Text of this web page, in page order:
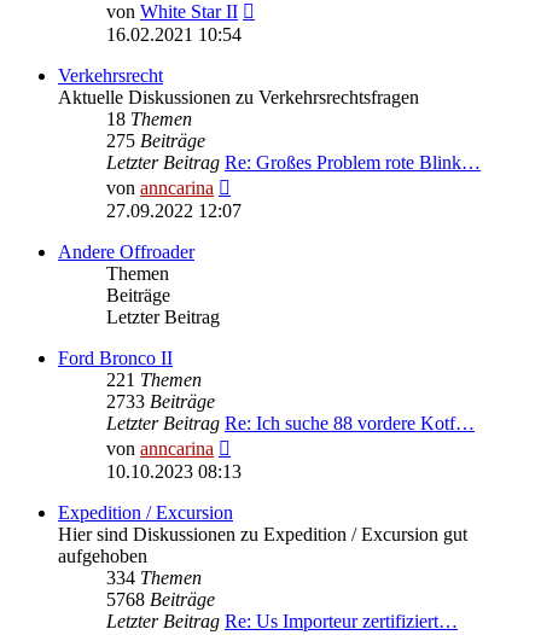
von White Star II
16.02.2021 10:54
Verkehrsrecht
Aktuelle Diskussionen zu Verkehrsrechtsfragen
18 Themen
275 Beiträge
Letzter Beitrag Re: Großes Problem rote Blink…
von anncarina
Beitrag
27.09.2022 12:07
Andere Offroader
Themen
Beiträge
Letzter Beitrag
Ford Bronco II
221 Themen
2733 Beiträge
Letzter Beitrag Re: Ich suche 88 vordere Kotf…
von anncarina
Beitrag
10.10.2023 08:13
Expedition / Excursion
Hier sind Diskussionen zu Expedition / Excursion gut
aufgehoben
334 Themen
5768 Beiträge
Letzter Beitrag Re: Us Importeur zertifiziert…